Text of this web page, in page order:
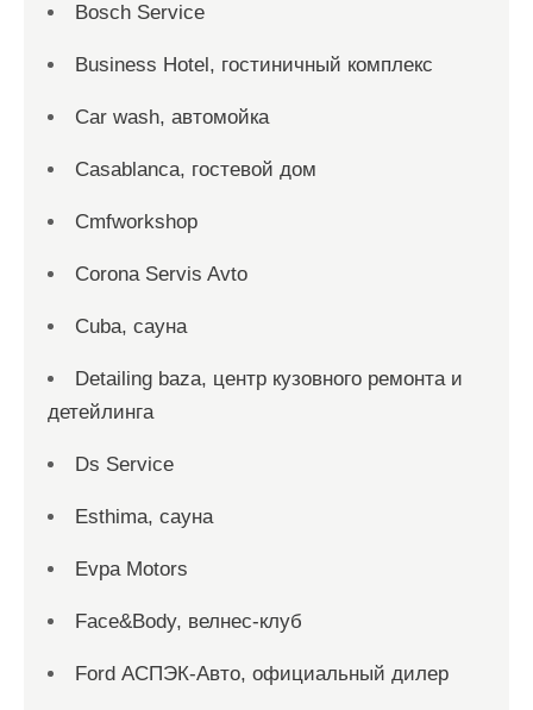
Bosch Service
Business Hotel, гостиничный комплекс
Car wash, автомойка
Casablanca, гостевой дом
Cmfworkshop
Corona Servis Avto
Cuba, сауна
Detailing baza, центр кузовного ремонта и
детейлинга
Ds Service
Esthima, сауна
Evpa Motors
Face&Body, велнес-клуб
Ford АСПЭК-Авто, официальный дилер